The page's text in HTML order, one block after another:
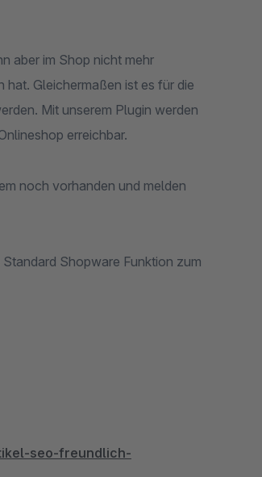
aber im Shop nicht mehr
hat. Gleichermaßen ist es für die
Mit unserem Plugin werden
erreichbar.
noch vorhanden und melden
Shopware Funktion zum
seo-freundlich-